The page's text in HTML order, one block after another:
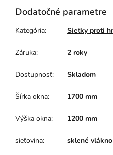
Dodatočné parametre
Kategória: Sieťky proti
Záruka: 2 roky
Dostupnosť: Skladom
Šírka okna: 1700 mm
Výška okna: 1200 mm
sieťovina: sklené